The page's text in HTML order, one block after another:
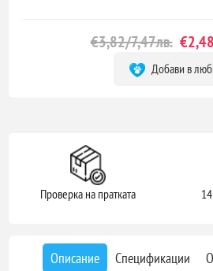
€3,82/7,47лв.
Добави в
Проверка на пратката
Описание Спецификации